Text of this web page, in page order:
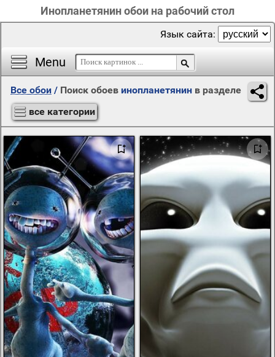
Инопланетянин обои на рабочий стол
Menu
Язык сайта:
Все обои / Поиск обоев инопланетянин в разделе
все категории